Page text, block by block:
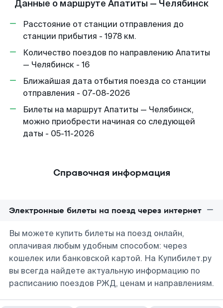
Данные о маршруте Апатиты — Челябинск
Расстояние от станции отправления до
станции прибытия - 1978 км.
Количество поездов по направлению Апатиты
— Челябинск - 16
Ближайшая дата отбытия поезда со станции
отправления - 07-08-2026
Билеты на маршрут Апатиты — Челябинск,
можно приобрести начиная со следующей
даты - 05-11-2026
Справочная информация
Электронные билеты на поезд через интернет
Вы можете купить билеты на поезд онлайн,
оплачивая любым удобным способом: через
кошелек или банковской картой. На Купибилет.ру
вы всегда найдете актуальную информацию по
расписанию поездов РЖД, ценам и направлениям.